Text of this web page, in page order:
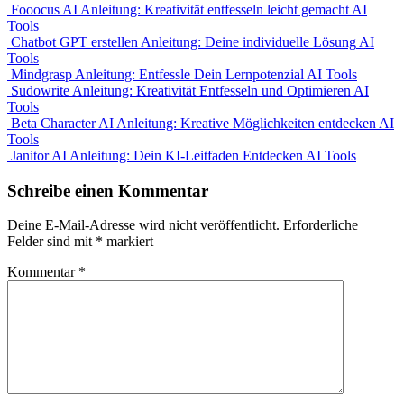
Fooocus AI Anleitung: Kreativität entfesseln leicht gemacht AI
Tools
Chatbot GPT erstellen Anleitung: Deine individuelle Lösung AI
Tools
Mindgrasp Anleitung: Entfessle Dein Lernpotenzial AI Tools
Sudowrite Anleitung: Kreativität Entfesseln und Optimieren AI
Tools
Beta Character AI Anleitung: Kreative Möglichkeiten entdecken AI
Tools
Janitor AI Anleitung: Dein KI-Leitfaden Entdecken AI Tools
Schreibe einen Kommentar
Deine E-Mail-Adresse wird nicht veröffentlicht. Erforderliche
Felder sind mit * markiert
Kommentar *